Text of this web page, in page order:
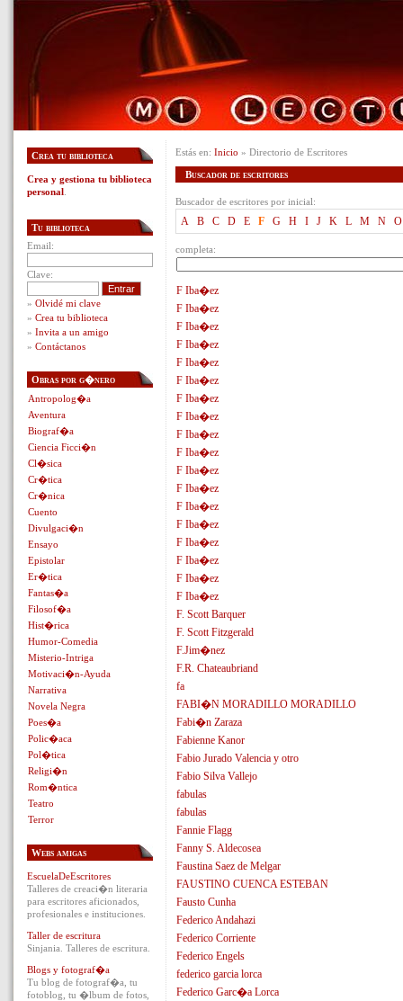
Estás en: Inicio » Directorio de Escritores
Buscador de escritores
Buscador de escritores por inicial:
A B C D E F G H I J K L M N O
completa:
F Iba�ez
F Iba�ez
F Iba�ez
F Iba�ez
F Iba�ez
F Iba�ez
F Iba�ez
F Iba�ez
F Iba�ez
F Iba�ez
F Iba�ez
F Iba�ez
F Iba�ez
F Iba�ez
F Iba�ez
F Iba�ez
F Iba�ez
F Iba�ez
F. Scott Barquer
F. Scott Fitzgerald
F.Jim�nez
F.R. Chateaubriand
fa
FABI�N MORADILLO MORADILLO
Fabi�n Zaraza
Fabienne Kanor
Fabio Jurado Valencia y otro
Fabio Silva Vallejo
fabulas
fabulas
Fannie Flagg
Fanny S. Aldecosea
Faustina Saez de Melgar
FAUSTINO CUENCA ESTEBAN
Fausto Cunha
Federico Andahazi
Federico Corriente
Federico Engels
federico garcia lorca
Federico Garc�a Lorca
Crea tu biblioteca
Crea y gestiona tu biblioteca
personal
Tu biblioteca
Email:
Clave:
» Olvidé mi clave
» Crea tu biblioteca
» Invita a un amigo
» Contáctanos
Obras por g�nero
Antropolog�a
Aventura
Biograf�a
Ciencia Ficci�n
Cl�sica
Cr�tica
Cr�nica
Cuento
Divulgaci�n
Ensayo
Epistolar
Er�tica
Fantas�a
Filosof�a
Hist�rica
Humor-Comedia
Misterio-Intriga
Motivaci�n-Ayuda
Narrativa
Novela Negra
Poes�a
Polic�aca
Pol�tica
Religi�n
Rom�ntica
Teatro
Terror
Webs amigas
EscuelaDeEscritores
Talleres de creaci�n literaria
para escritores aficionados,
profesionales e instituciones.
Taller de escritura
Sinjania. Talleres de escritura.
Blogs y fotograf�a
Tu blog de fotograf�a, tu
fotoblog, tu �lbum de fotos,